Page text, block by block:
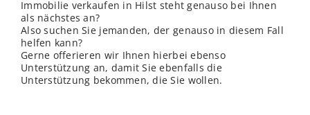
Immobilie verkaufen in Hilst steht genauso bei Ihnen
als nächstes an?
Also suchen Sie jemanden, der genauso in diesem Fall
helfen kann?
Gerne offerieren wir Ihnen hierbei ebenso
Unterstützung an, damit Sie ebenfalls die
Unterstützung bekommen, die Sie wollen.